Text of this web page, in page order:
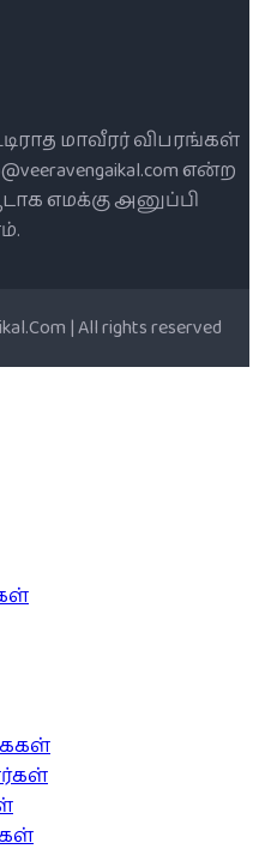
மாவீரர் விபரங்கள்
என்ற
எமக்கு அனுப்பி
| All rights reserved